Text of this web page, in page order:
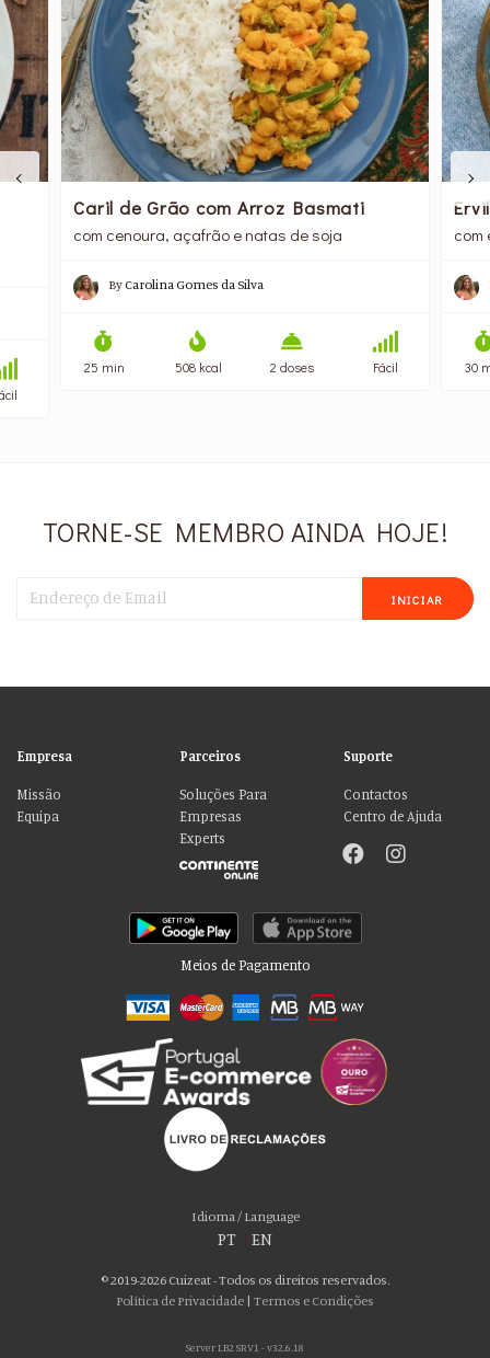
Caril de Grão com Arroz Basmati
com cenoura, açafrão e natas de soja
ByCarolina Gomes da Silva
25 min 508 kcal 2 doses Fácil
com
30
TORNE-SE MEMBRO AINDA HOJE!
INICIAR
Empresa
Missão
Equipa
Parceiros
Soluções Para
Empresas
Experts
Suporte
Contactos
Centro de Ajuda
Meios de Pagamento
Idioma / Language
PT EN
© 2019-2026 Cuizeat - Todos os direitos reservados.
Política de Privacidade | Termos e Condições
Server LB2 SRV1 - v32.6.18
Por favor aceite as nossas deliciosas
Usamos cookies para personalizar conteúdo e anúncios, fornecer recursos
de mídia social e analisar nosso tráfego. Também compartilhamos
social, publicidade e análise, que podem combiná-lo com outras informações
que você forneceu a eles ou que coletaram do uso de seus serviços. Você